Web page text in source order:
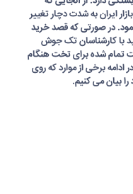
ایران به شدت دچار تغییر
در صورتی که قصد خرید
با کارشناسان تک جوش
تمام شده برای تخت هنگام
برخی از موارد که روی
بیان می کنیم.